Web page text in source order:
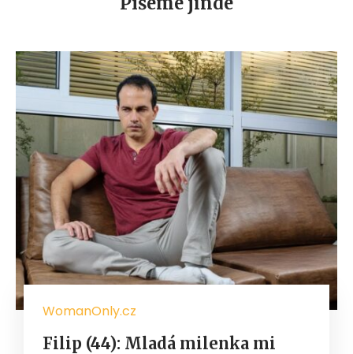
WomanOnly.cz
Filip (44): Mladá milenka mi